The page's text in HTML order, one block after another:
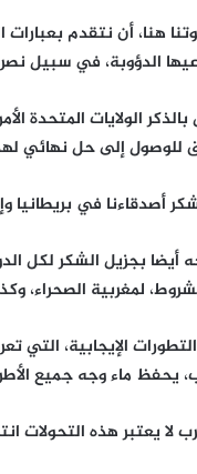
هنا، أن نتقدم
الدؤوبة، في سبيل
الولايات المتحدة
للوصول إلى حل نهائي
أصدقاءنا في
أيضا بجزيل الشكر لكل
لمغربية الصحراء،
الإيجابية، التي
يحفظ ماء وجه جميع
لا يعتبر هذه التحولات